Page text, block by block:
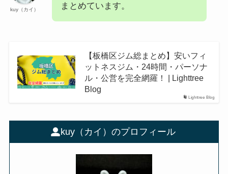
kuy（カイ）
まとめています。
Lighttree Blog
【板橋区ジム総まとめ】安いフィ
ットネスジム・24時間・パーソナ
ル・公営を完全網羅！ | Lighttree
Blog
kuy（カイ）のプロフィール